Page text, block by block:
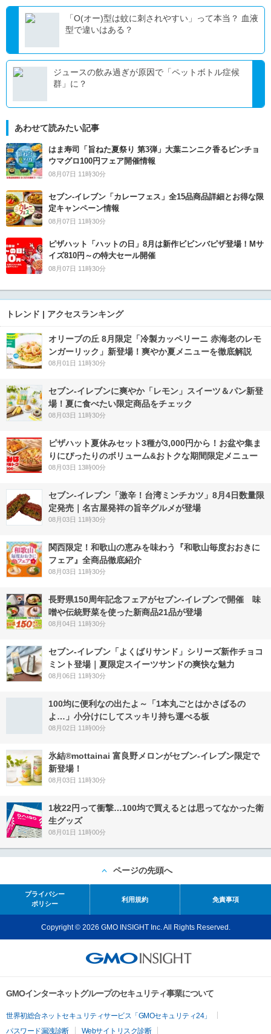
「O(オー)型は蚊に刺されやすい」って本当？ 血液
型で違いはある？
ジュースの飲み過ぎが原因で「ペットボトル症候
群」に？
あわせて読みたい記事
はま寿司「旨ねた夏祭り 第3弾」大葉ニンニク香るビンチョ
ウマグロ100円フェア開催情報
08月07日 11時30分
セブン‐イレブン「カレーフェス」全15品商品詳細とお得な限
定キャンペーン情報
08月07日 11時30分
ピザハット「ハットの日」8月は新作ビビンバピザ登場！Mサ
イズ810円～の特大セール開催
08月07日 11時30分
トレンド | アクセスランキング
オリーブの丘 8月限定「冷製カッペリーニ 赤海老のレモ
ンガーリック」新登場！爽やか夏メニューを徹底解説
08月01日 11時30分
セブン‐イレブンに爽やか「レモン」スイーツ＆パン新登
場！夏に食べたい限定商品をチェック
08月03日 11時30分
ピザハット夏休みセット3種が3,000円から！お盆や集ま
りにぴったりのボリューム&おトクな期間限定メニュー
08月03日 13時00分
セブン-イレブン「激辛！台湾ミンチカツ」8月4日数量限
定発売｜名古屋発祥の旨辛グルメが登場
08月03日 11時30分
関西限定！和歌山の恵みを味わう『和歌山毎度おおきに
フェア』全商品徹底紹介
08月03日 11時30分
長野県150周年記念フェアがセブン-イレブンで開催 味
噌や伝統野菜を使った新商品21品が登場
08月04日 11時30分
セブン‐イレブン「よくばりサンド」シリーズ新作チョコ
ミント登場｜夏限定スイーツサンドの爽快な魅力
08月06日 11時30分
100均に便利なの出たよ～「1本丸ごとはかさばるの
よ…」小分けにしてスッキリ持ち運べる板
08月02日 11時00分
氷結®mottainai 富良野メロンがセブン‐イレブン限定で
新登場！
08月03日 11時30分
1枚22円って衝撃…100均で買えるとは思ってなかった衛
生グッズ
08月01日 11時00分
ページの先頭へ
プライバシー
ポリシー
利用規約 免責事項
Copyright © 2026 GMO INSIGHT Inc. All Rights Reserved.
GMOインターネットグループのセキュリティ事業について
世界初総合ネットセキュリティサービス「GMOセキュリティ24」
パスワード漏洩診断
Webサイトリスク診断